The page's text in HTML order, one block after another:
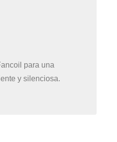
para una
y silenciosa.